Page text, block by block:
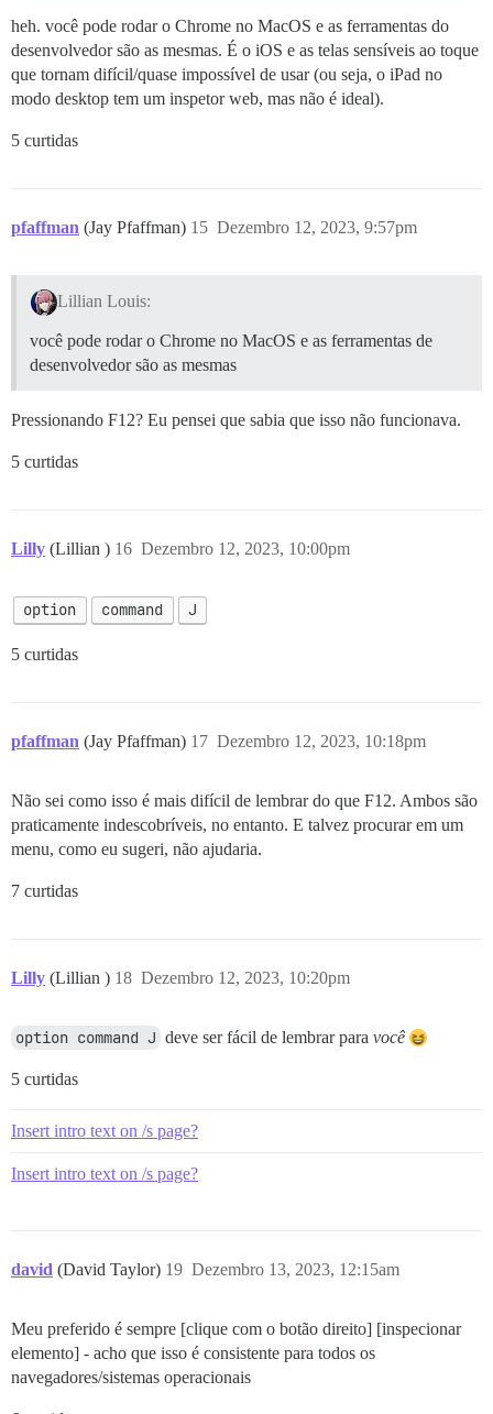
heh. você pode rodar o Chrome no MacOS e as ferramentas do
desenvolvedor são as mesmas. É o iOS e as telas sensíveis ao toque
que tornam difícil/quase impossível de usar (ou seja, o iPad no
modo desktop tem um inspetor web, mas não é ideal).
5 curtidas
pfaffman (Jay Pfaffman) Dezembro 12, 2023, 9:57pm
15
Lillian Louis:
você pode rodar o Chrome no MacOS e as ferramentas de
desenvolvedor são as mesmas
Pressionando F12? Eu pensei que sabia que isso não funcionava.
5 curtidas
Lilly (Lillian ) Dezembro 12, 2023, 10:00pm
16
option command J
5 curtidas
pfaffman (Jay Pfaffman) Dezembro 12, 2023, 10:18pm
17
Não sei como isso é mais difícil de lembrar do que F12. Ambos são
praticamente indescobríveis, no entanto. E talvez procurar em um
menu, como eu sugeri, não ajudaria.
7 curtidas
Lilly (Lillian ) Dezembro 12, 2023, 10:20pm
18
option command J deve ser fácil de lembrar para você
5 curtidas
Insert intro text on /s page?
Insert intro text on /s page?
david (David Taylor) Dezembro 13, 2023, 12:15am
19
Meu preferido é sempre [clique com o botão direito] [inspecionar
elemento] - acho que isso é consistente para todos os
navegadores/sistemas operacionais